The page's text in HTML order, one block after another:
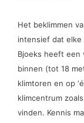
Het beklimmen
intensief dat elke
Bjoeks heeft een
binnen (tot 18
klimtoren en op
klimcentrum
vinden. Kennis